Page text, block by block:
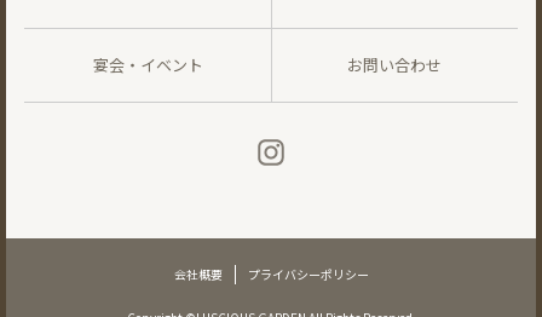
宴会・イベント お問い合わせ
会社概要 プライバシーポリシー